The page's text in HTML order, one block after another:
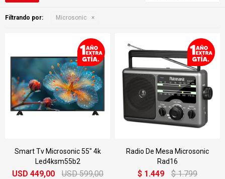
Filtrando por: Microsonic
Smart Tv Microsonic 55" 4k
Led4ksm55b2
USD 449,00 USD 599,00
Radio De Mesa Microsonic
Rad16
$ 1.449 $ 1.799